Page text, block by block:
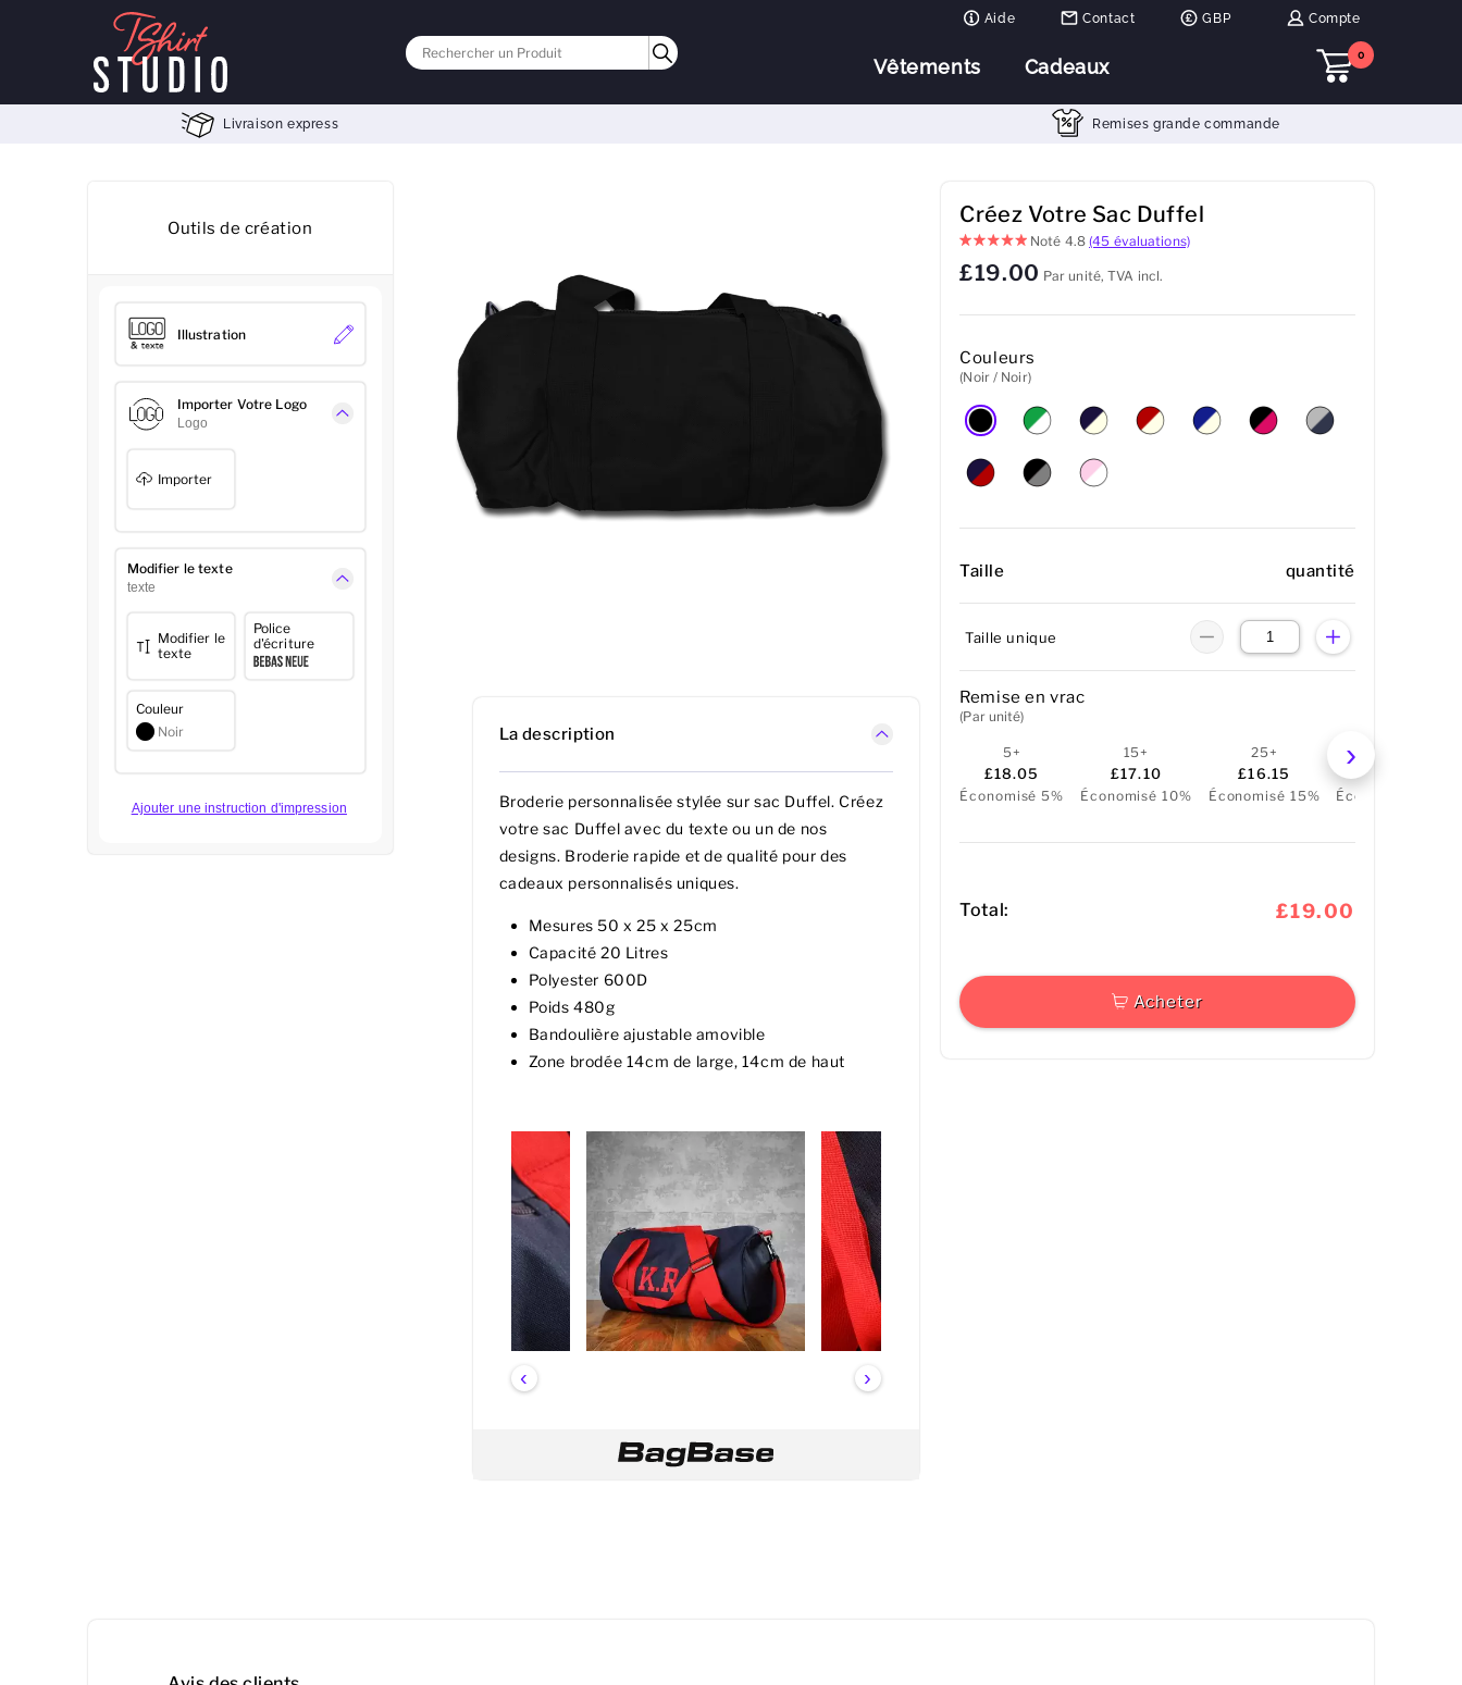
Aide Contact GBP Compte
Vêtements Cadeaux
0
Livraison express Remises grande commande
Outils de création
Illustration
Importer Votre Logo
Logo
Importer
Modifier le texte
texte
Modifier le
texte
Police
d'écriture
Couleur
Noir
Ajouter une instruction d'impression
La description
Broderie personnalisée stylée sur sac Duffel. Créez
votre sac Duffel avec du texte ou un de nos
designs. Broderie rapide et de qualité pour des
cadeaux personnalisés uniques.
Mesures 50 x 25 x 25cm
Capacité 20 Litres
Polyester 600D
Poids 480g
Bandoulière ajustable amovible
Zone brodée 14cm de large, 14cm de haut
‹ ›
Créez Votre Sac Duffel
Noté 4.8(45 évaluations)
£19.00 Par unité, TVA incl.
Couleurs
(Noir / Noir)
Taille quantité
Taille unique
Remise en vrac
(Par unité)
5+
£18.05
Économisé 5%
15+
£17.10
Économisé 10%
25+
£16.15
Économisé 15%
£15.20
Économisé 20%
Total: £19.00
Acheter